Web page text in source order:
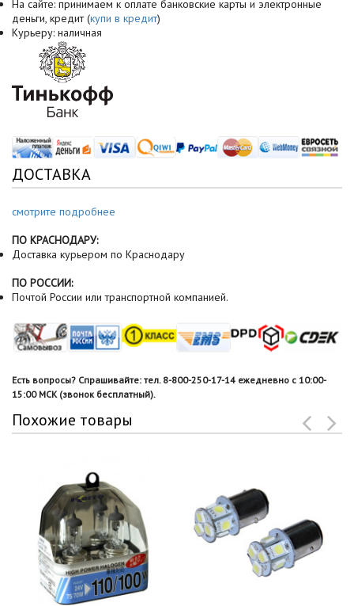
На сайте: принимаем к оплате банковские карты и электронные
деньги, кредит (купи в кредит)
Курьеру: наличная
ДОСТАВКА
смотрите подробнее
ПО КРАСНОДАРУ:
Доставка курьером по Краснодару
ПО РОССИИ:
Почтой России или транспортной компанией.
Есть вопросы? Спрашивайте: тел. 8-800-250-17-14 ежедневно с 10:00-
15:00 МСК (звонок бесплатный).
Похожие товары